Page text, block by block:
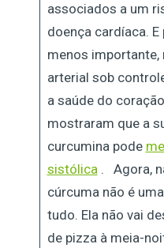
associados a um
doença cardíaca.
menos importante,
arterial sob
a saúde do
mostraram que a
curcumina pode
sistólica. Agora,
cúrcuma não é
tudo. Ela não vai
de pizza à meia-